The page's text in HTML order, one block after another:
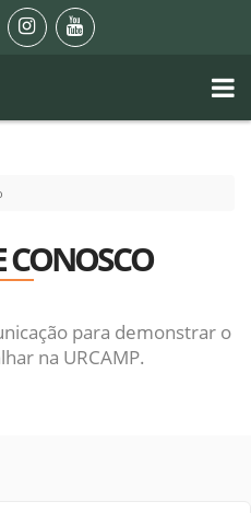
CONOSCO
para demonstrar o
na URCAMP.